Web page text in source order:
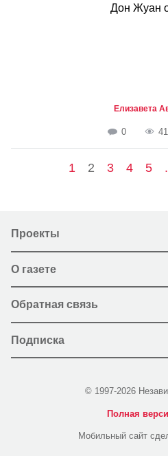
Дон Жуан
Елизавета
0
1 2 3 4 5
Проекты
О газете
Обратная связь
Подписка
© 1997-2026
Полная
Мобильный сайт